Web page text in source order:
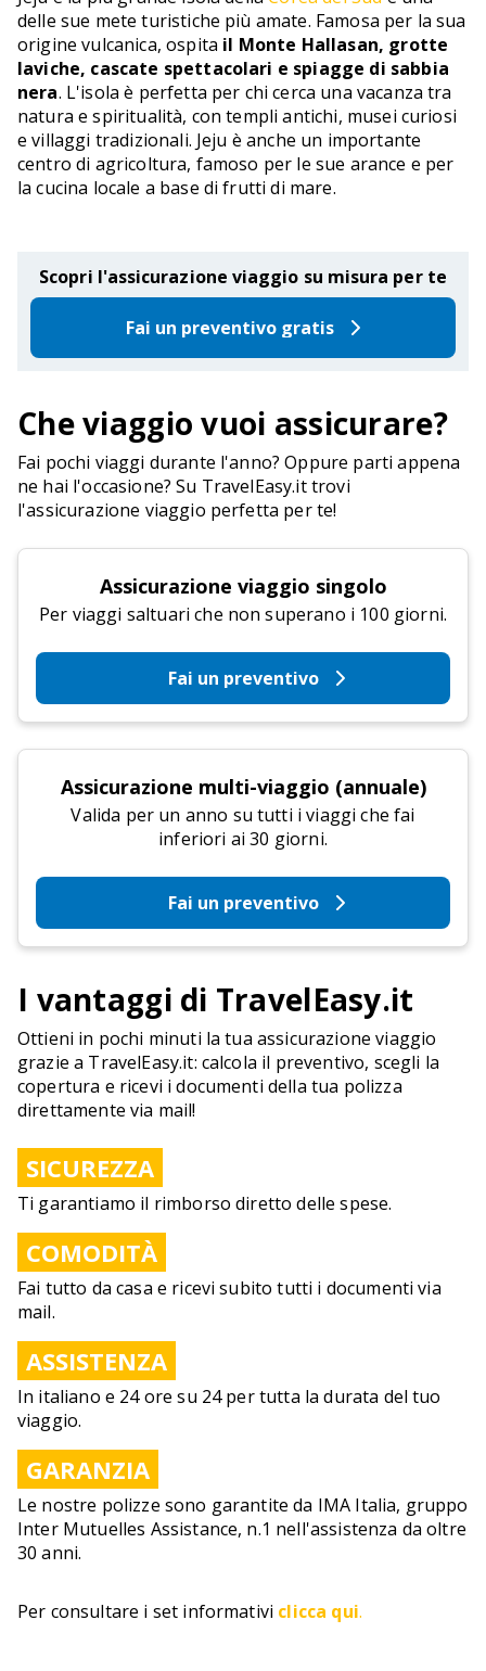
delle sue mete turistiche più amate. Famosa per la sua
origine vulcanica, ospita il Monte Hallasan, grotte
laviche, cascate spettacolari e spiagge di sabbia
nera. L'isola è perfetta per chi cerca una vacanza tra
natura e spiritualità, con templi antichi, musei curiosi
e villaggi tradizionali. Jeju è anche un importante
centro di agricoltura, famoso per le sue arance e per
la cucina locale a base di frutti di mare.
Scopri l'assicurazione viaggio su misura per te
Fai un preventivo gratis
Che viaggio vuoi assicurare?
Fai pochi viaggi durante l'anno? Oppure parti appena
ne hai l'occasione? Su TravelEasy.it trovi
l'assicurazione viaggio perfetta per te!
Assicurazione viaggio singolo
Per viaggi saltuari che non superano i 100 giorni.
Fai un preventivo
Assicurazione multi-viaggio (annuale)
Valida per un anno su tutti i viaggi che fai
inferiori ai 30 giorni.
Fai un preventivo
I vantaggi di TravelEasy.it
Ottieni in pochi minuti la tua assicurazione viaggio
grazie a TravelEasy.it: calcola il preventivo, scegli la
copertura e ricevi i documenti della tua polizza
direttamente via mail!
SICUREZZA
Ti garantiamo il rimborso diretto delle spese.
COMODITÀ
Fai tutto da casa e ricevi subito tutti i documenti via
mail.
ASSISTENZA
In italiano e 24 ore su 24 per tutta la durata del tuo
viaggio.
GARANZIA
Le nostre polizze sono garantite da IMA Italia, gruppo
Inter Mutuelles Assistance, n.1 nell'assistenza da oltre
30 anni.
Per consultare i set informativi clicca qui.